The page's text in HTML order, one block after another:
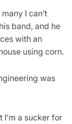
I can’t
band, and he
with an
using corn.
was
a sucker for